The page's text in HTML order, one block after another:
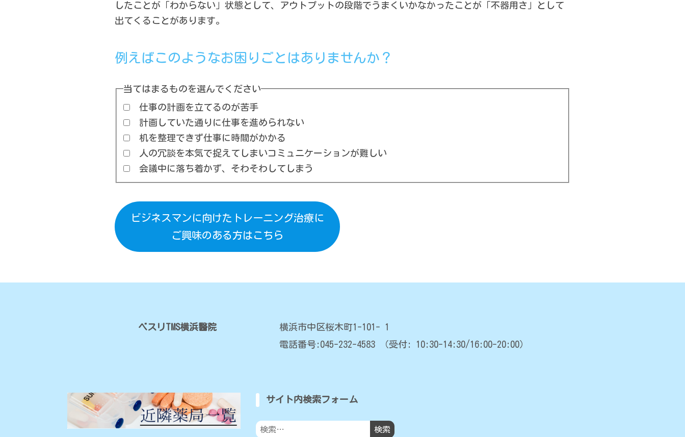
したことが「わからない」状態として、アウトプットの段階でうまくいかなかったことが「不器用さ」として
出てくることがあります。
例えばこのようなお困りごとはありませんか？
当てはまるものを選んでください
仕事の計画を立てるのが苦手
計画していた通りに仕事を進められない
机を整理できず仕事に時間がかかる
人の冗談を本気で捉えてしまいコミュニケーションが難しい
会議中に落ち着かず、そわそわしてしまう
ビジネスマンに向けたトレーニング治療に
ご興味のある方はこちら
ベスリTMS横浜醫院
横浜市中区桜木町1-101- 1
電話番号:045-232-4583
（受付: 10:30-14:30/16:00-20:00）
サイト内検索フォーム
検